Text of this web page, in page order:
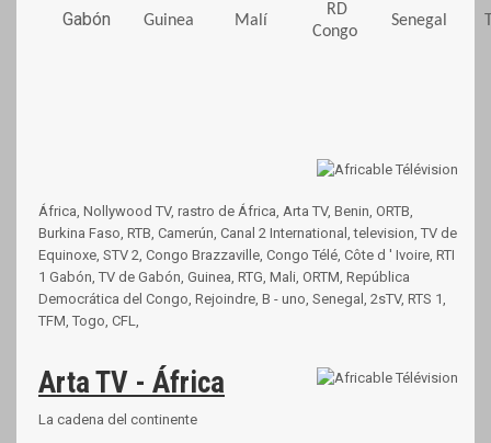
Gabón Guinea Malí
RD
Congo
Senegal
África, Nollywood TV, rastro de África, Arta TV, Benin, ORTB,
Burkina Faso, RTB, Camerún, Canal 2 International, television, TV de
Equinoxe, STV 2, Congo Brazzaville, Congo Télé, Côte d ' Ivoire, RTI
1 Gabón, TV de Gabón, Guinea, RTG, Mali, ORTM, República
Democrática del Congo, Rejoindre, B - uno, Senegal, 2sTV, RTS 1,
TFM, Togo, CFL,
Arta TV - África
La cadena del continente